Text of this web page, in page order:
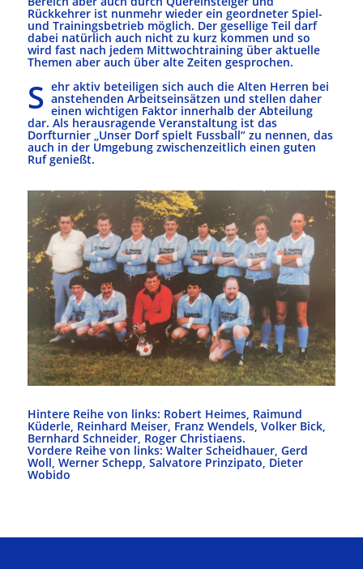
Rückkehrer ist nunmehr wieder ein geordneter Spiel-
und Trainingsbetrieb möglich. Der gesellige Teil darf
dabei natürlich auch nicht zu kurz kommen und so
wird fast nach jedem Mittwochtraining über aktuelle
Themen aber auch über alte Zeiten gesprochen.
S ehr aktiv beteiligen sich auch die Alten Herren bei
anstehenden Arbeitseinsätzen und stellen daher
einen wichtigen Faktor innerhalb der Abteilung
dar. Als herausragende Veranstaltung ist das
Dorfturnier „Unser Dorf spielt Fussball“ zu nennen, das
auch in der Umgebung zwischenzeitlich einen guten
Ruf genießt.
Hintere Reihe von links: Robert Heimes, Raimund
Küderle, Reinhard Meiser, Franz Wendels, Volker Bick,
Bernhard Schneider, Roger Christiaens.
Vordere Reihe von links: Walter Scheidhauer, Gerd
Woll, Werner Schepp, Salvatore Prinzipato, Dieter
Wobido